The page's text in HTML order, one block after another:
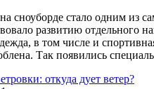
сноуборде стало одним из
развитию отдельного
в том числе и
Так появились
откуда дует ветер?